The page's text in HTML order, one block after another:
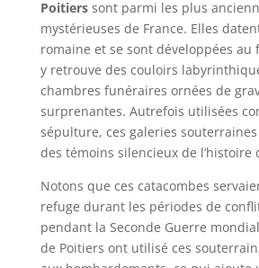
Poitierssont parmi les plus
mystérieuses de France. Elles
romaine et se sont développées au
y retrouve des couloirs
chambres funéraires ornées de
surprenantes. Autrefois utilisées
sépulture, ces galeries
des témoins silencieux de l’histoire
Notons que ces catacombes
refuge durant les périodes de
pendant la Seconde Guerre
de Poitiers ont utilisé ces